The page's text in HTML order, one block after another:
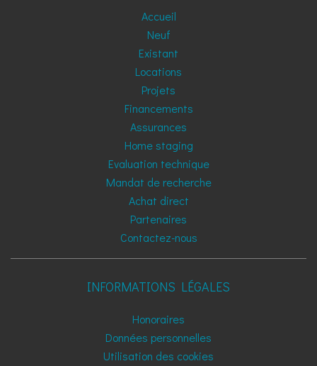
Accueil
Neuf
Existant
Locations
Projets
Financements
Assurances
Home staging
Evaluation technique
Mandat de recherche
Achat direct
Partenaires
Contactez-nous
INFORMATIONS LÉGALES
Honoraires
Données personnelles
Utilisation des cookies